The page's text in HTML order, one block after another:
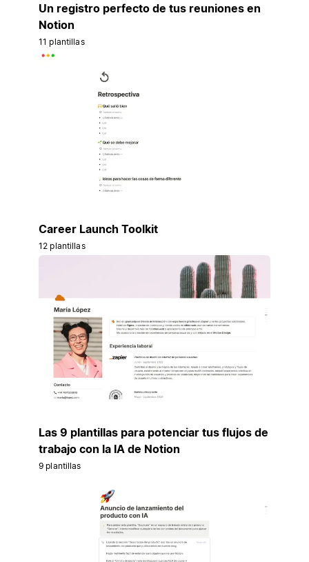
Un registro perfecto de tus reuniones en
Notion
11 plantillas
Career Launch Toolkit
12 plantillas
Las 9 plantillas para potenciar tus flujos de
trabajo con la IA de Notion
9 plantillas